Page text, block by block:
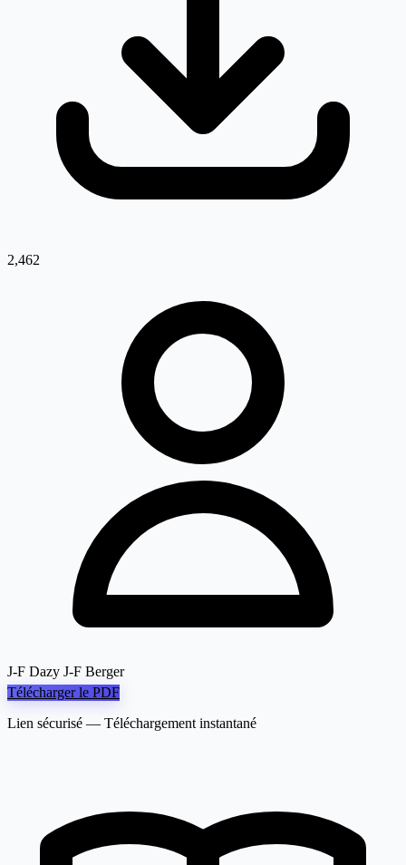
2,462
J-F Dazy J-F Berger
Télécharger le PDF
Lien sécurisé — Téléchargement instantané